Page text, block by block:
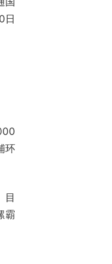
日
环
目
霸